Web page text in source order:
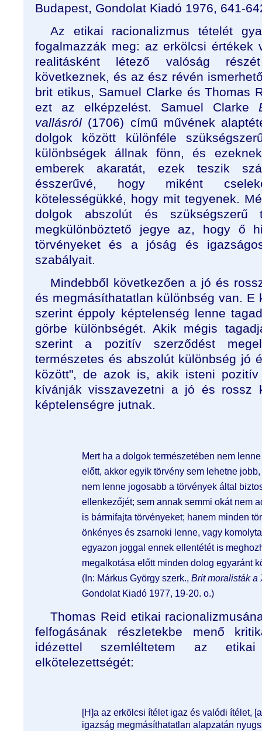
Budapest, Gondolat Kiadó 1976, 641-
Az etikai racionalizmus tételét
fogalmazzák meg: az erkölcsi értékek
realitásként létező valóság
következnek, és az ész révén
brit etikus, Samuel Clarke és Thomas
ezt az elképzelést. Samuel Clarke
vallásról (1706) című művének
dolgok között különféle
különbségek állnak fönn, és
emberek akaratát, ezek teszik
ésszerűvé, hogy miként
kötelességükké, hogy mit tegyenek.
dolgok abszolút és
megkülönböztető jegye az, hogy ő
törvényeket és a jóság és
szabályait.
Mindebből következően a jó és
és megmásíthatatlan különbség van. E
szerint éppoly képtelenség lenne
görbe különbségét. Akik mégis
szerint a pozitív szerződést
természetes és abszolút különbség jó
között", de azok is, akik isteni pozitív
kívánják visszavezetni a jó és rossz
képtelenségre jutnak.
Mert ha a dolgok természetében nem
előtt, akkor egyik törvény sem lehetne
nem lenne jogosabb a törvények által
ellenkezőjét; sem annak semmi okát nem
is bármifajta törvényeket; hanem minden
önkényes és zsarnoki lenne, vagy
egyazon joggal ennek ellentétét is
megalkotása előtt minden dolog egyaránt
(In: Márkus György szerk., Brit moralisták a
Gondolat Kiadó 1977, 19-20. o.)
Thomas Reid etikai
felfogásának részletekbe menő
idézettel szemléltetem az etikai
elkötelezettségét:
[H]a az erkölcsi ítélet igaz és valódi ítélet,
igazság megmásíthatatlan alapzatán